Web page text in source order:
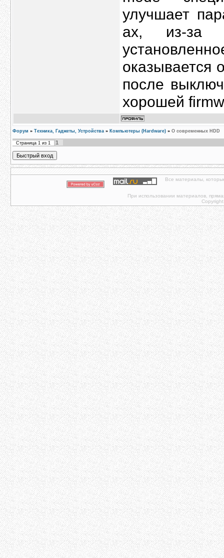
улучшает
ах, из-за
оказывается
после
хорошей
Форум » Техника, Гаджеты, Устройства » Компьютеры (Hardware) » О современных HDD
Страница 1 из 1 1
Все материалы,
При использовании материалов,